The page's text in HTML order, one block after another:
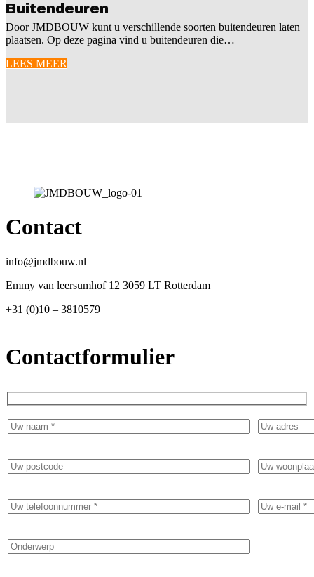
Buitendeuren
Door JMDBOUW kunt u verschillende soorten buitendeuren laten
plaatsen. Op deze pagina vind u buitendeuren die…
LEES MEER
Contact
info@jmdbouw.nl
Emmy van leersumhof 12 3059 LT Rotterdam
+31 (0)10 – 3810579
Contactformulier